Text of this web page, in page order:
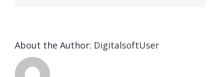
About the Author: DigitalsoftUser